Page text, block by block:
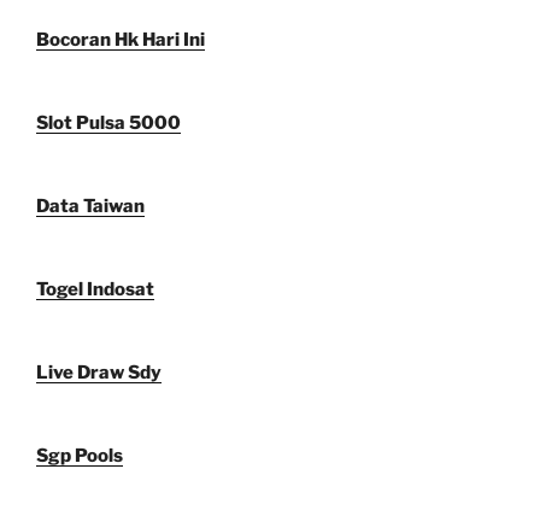
Bocoran Hk Hari Ini
Slot Pulsa 5000
Data Taiwan
Togel Indosat
Live Draw Sdy
Sgp Pools